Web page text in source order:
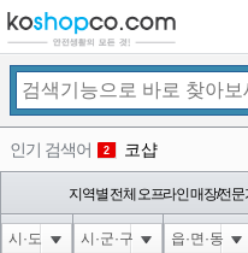
인기 검색어 2 코샵
3 익스
4 미끄럼방지
지역별 전체 오프라인 매장/전